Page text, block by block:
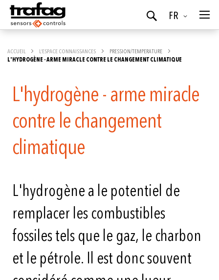
Langue
FR
Chercher
ACCUEIL L’ESPACE CONNAISSANCES
PRESSION/TEMPERATURE
L'HYDROGÈNE - ARME MIRACLE CONTRE LE CHANGEMENT CLIMATIQUE
L'hydrogène - arme miracle
contre le changement
climatique
L'hydrogène a le potentiel de
remplacer les combustibles
fossiles tels que le gaz, le charbon
et le pétrole. Il est donc souvent